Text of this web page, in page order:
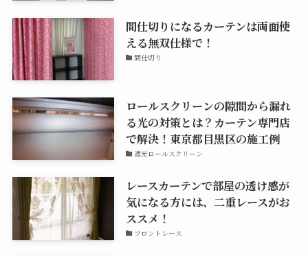
間仕切りになるカーテンは両面使
える無双仕様で！
間仕切り
ロールスクリーンの隙間から漏れ
る光の対策とは？カーテン専門店
で解決！東京都目黒区の施工例
遮光ロールスクリーン
レースカーテンで部屋の透け感が
気になる方には、二重レースがお
ススメ！
フロントレース